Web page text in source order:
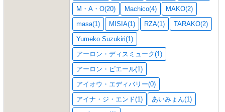
M・A・O(20)
Machico(4)
MAKO(2)
masa(1)
MISIA(1) RZA(1)
TARAKO(2)
Yumeko Suzukiri(1)
アーロン・ディスミューク(1)
アーロン・ピエール(1)
アイオウ・エディバリー(0)
アイナ・ジ・エンド(1)
あいみょん(1)